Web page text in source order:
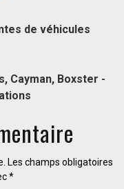
de véhicules
Cayman, Boxster -
Les champs obligatoires
*